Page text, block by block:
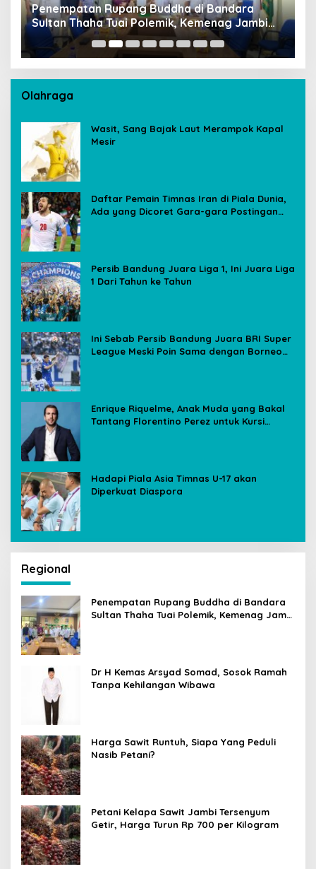
Penempatan Rupang Buddha di Bandara
Sultan Thaha Tuai Polemik, Kemenag Jambi
Ambil Langkah Cepat
Olahraga
Wasit, Sang Bajak Laut Merampok Kapal
Mesir
Daftar Pemain Timnas Iran di Piala Dunia,
Ada yang Dicoret Gara-gara Postingan
Persib Bandung Juara Liga 1, Ini Juara Liga
1 Dari Tahun ke Tahun
Ini Sebab Persib Bandung Juara BRI Super
League Meski Poin Sama dengan Borneo
Enrique Riquelme, Anak Muda yang Bakal
Tantang Florentino Perez untuk Kursi
Hadapi Piala Asia Timnas U-17 akan
Diperkuat Diaspora
Regional
Penempatan Rupang Buddha di Bandara
Sultan Thaha Tuai Polemik, Kemenag Jambi
Dr H Kemas Arsyad Somad, Sosok Ramah
Tanpa Kehilangan Wibawa
Harga Sawit Runtuh, Siapa Yang Peduli
Nasib Petani?
Petani Kelapa Sawit Jambi Tersenyum
Getir, Harga Turun Rp 700 per Kilogram